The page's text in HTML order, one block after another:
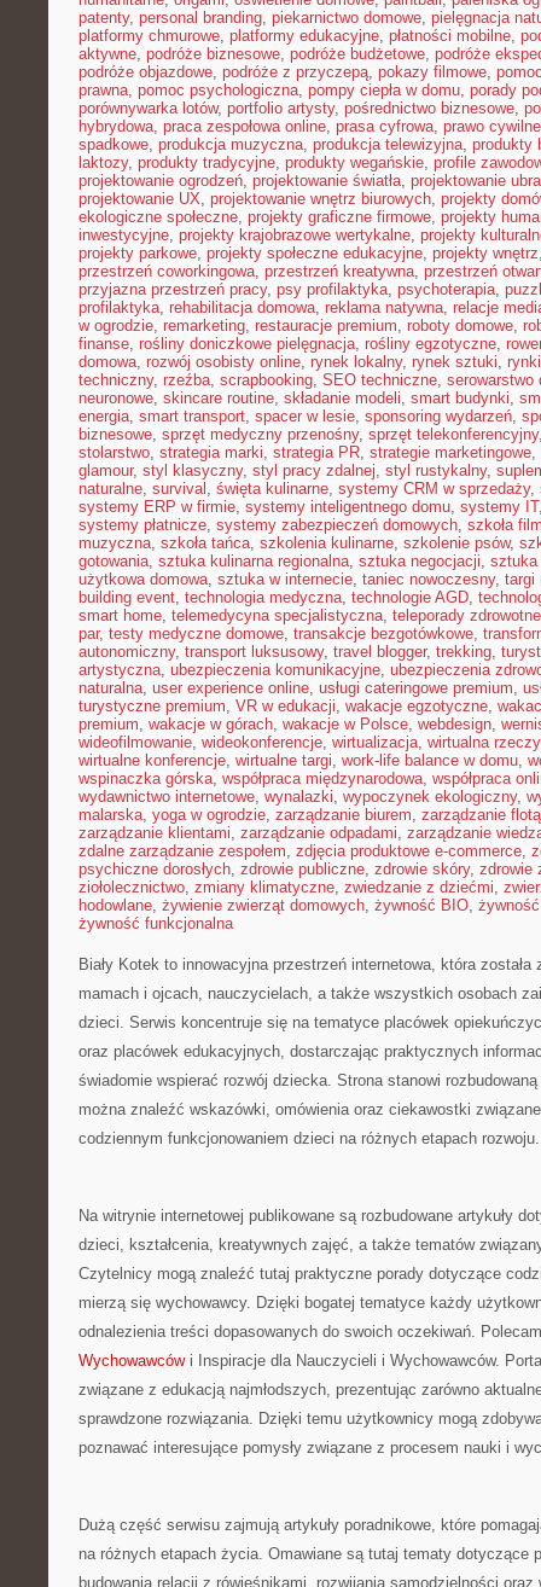
patenty, personal branding, piekarnictwo domowe, pielęgnacja
platformy chmurowe, platformy edukacyjne, płatności mobilne,
aktywne, podróże biznesowe, podróże budżetowe, podróże
podróże objazdowe, podróże z przyczepą, pokazy filmowe,
prawna, pomoc psychologiczna, pompy ciepła w domu, porady
porównywarka lotów, portfolio artysty, pośrednictwo biznesowe,
hybrydowa, praca zespołowa online, prasa cyfrowa, prawo
spadkowe, produkcja muzyczna, produkcja telewizyjna, produkty
laktozy, produkty tradycyjne, produkty wegańskie, profile
projektowanie ogrodzeń, projektowanie światła, projektowanie
projektowanie UX, projektowanie wnętrz biurowych, projekty
ekologiczne społeczne, projekty graficzne firmowe, projekty
inwestycyjne, projekty krajobrazowe wertykalne, projekty
projekty parkowe, projekty społeczne edukacyjne, projekty wnętrz
przestrzeń coworkingowa, przestrzeń kreatywna, przestrzeń
przyjazna przestrzeń pracy, psy profilaktyka, psychoterapia,
profilaktyka, rehabilitacja domowa, reklama natywna, relacje
w ogrodzie, remarketing, restauracje premium, roboty domowe,
finanse, rośliny doniczkowe pielęgnacja, rośliny egzotyczne,
domowa, rozwój osobisty online, rynek lokalny, rynek sztuki,
techniczny, rzeźba, scrapbooking, SEO techniczne, serowarstwo
neuronowe, skincare routine, składanie modeli, smart budynki,
energia, smart transport, spacer w lesie, sponsoring wydarzeń,
biznesowe, sprzęt medyczny przenośny, sprzęt telekonferencyjny
stolarstwo, strategia marki, strategia PR, strategie marketingowe,
glamour, styl klasyczny, styl pracy zdalnej, styl rustykalny,
naturalne, survival , święta kulinarne, systemy CRM w sprzedaży,
systemy ERP w firmie, systemy inteligentnego domu, systemy IT
systemy płatnicze, systemy zabezpieczeń domowych, szkoła
muzyczna, szkoła tańca, szkolenia kulinarne, szkolenie psów,
gotowania, sztuka kulinarna regionalna, sztuka negocjacji, sztuka
użytkowa domowa, sztuka w internecie, taniec nowoczesny, targi
building event, technologia medyczna, technologie AGD,
smart home, telemedycyna specjalistyczna, teleporady zdrowotne
par, testy medyczne domowe, transakcje bezgotówkowe,
autonomiczny, transport luksusowy, travel blogger, trekking,
artystyczna, ubezpieczenia komunikacyjne, ubezpieczenia
naturalna, user experience online, usługi cateringowe premium,
turystyczne premium, VR w edukacji, wakacje egzotyczne,
premium, wakacje w górach, wakacje w Polsce, webdesign,
wideofilmowanie, wideokonferencje, wirtualizacja, wirtualna
wirtualne konferencje, wirtualne targi, work-life balance w domu,
wspinaczka górska, współpraca międzynarodowa, współpraca
wydawnictwo internetowe, wynalazki, wypoczynek ekologiczny,
malarska, yoga w ogrodzie, zarządzanie biurem, zarządzanie flotą
zarządzanie klientami, zarządzanie odpadami, zarządzanie
zdalne zarządzanie zespołem, zdjęcia produktowe e-commerce,
psychiczne dorosłych, zdrowie publiczne, zdrowie skóry, zdrowie
ziołolecznictwo, zmiany klimatyczne, zwiedzanie z dziećmi,
hodowlane, żywienie zwierząt domowych, żywność BIO,
żywność funkcjonalna
Biały Kotek to innowacyjna przestrzeń internetowa, która
mamach i ojcach, nauczycielach, a także wszystkich osobach
dzieci. Serwis koncentruje się na tematyce placówek
oraz placówek edukacyjnych, dostarczając praktycznych
świadomie wspierać rozwój dziecka. Strona stanowi
można znaleźć wskazówki, omówienia oraz ciekawostki
codziennym funkcjonowaniem dzieci na różnych etapach rozwoju.
Na witrynie internetowej publikowane są rozbudowane artykuły
dzieci, kształcenia, kreatywnych zajęć, a także tematów
Czytelnicy mogą znaleźć tutaj praktyczne porady dotyczące
mierzą się wychowawcy. Dzięki bogatej tematyce każdy
odnalezienia treści dopasowanych do swoich oczekiwań.
Wychowawcówi Inspiracje dla Nauczycieli i Wychowawców.
związane z edukacją najmłodszych, prezentując zarówno
sprawdzone rozwiązania. Dzięki temu użytkownicy mogą
poznawać interesujące pomysły związane z procesem nauki i
Dużą część serwisu zajmują artykuły poradnikowe, które
na różnych etapach życia. Omawiane są tutaj tematy dotyczące
budowania relacji z rówieśnikami, rozwijania samodzielności